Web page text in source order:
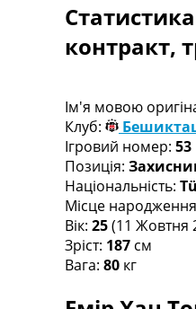
Англія.
Іспанія.
Ще
Таблиця
Перша
Таблиця
Таблиця
Всі
Рейтинги
контракт,
Ім'я мовою
Клуб:
Ігровий номер: 53
Позиція:
Національність:
Місце
Вік: 25(11 Жовтня
Зріст: 187 см
Вага: 80 кг